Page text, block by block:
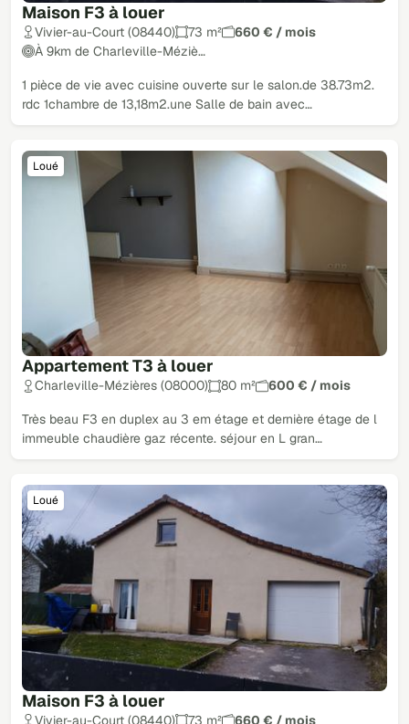
Maison F3 à louer
Vivier-au-Court (08440) 73 m²
660 € / mois
À 9km de Charleville-Méziè…
1 pièce de vie avec cuisine ouverte sur le salon.de 38.73m2.
rdc 1chambre de 13,18m2.une Salle de bain avec…
Appartement T3 à louer
Loué
Charleville-Mézières (08000) 80 m² 600 € / mois
Très beau F3 en duplex au 3 em étage et dernière étage de l
immeuble chaudière gaz récente. séjour en L gran…
Maison F3 à louer
Loué
Vivier-au-Court (08440) 73 m²
660 € / mois